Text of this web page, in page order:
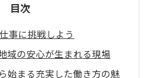
目次
事に挑戦しよう
域の安心が生まれる現場
始まる充実した働き方の魅